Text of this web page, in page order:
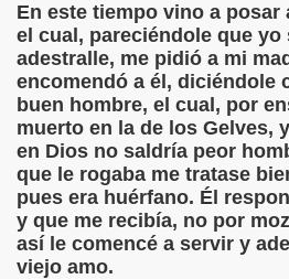
En este tiempo vino a posar
el cual, pareciéndole que yo
adestralle, me pidió a mi
encomendó a él, diciéndole
buen hombre, el cual, por
muerto en la de los Gelves,
en Dios no saldría peor
que le rogaba me tratase
pues era huérfano. Él
y que me recibía, no por
así le comencé a servir y
viejo amo.
Visual (Pedro Zurita)
los Ciegos (Pablo Madrid
Bejarano)
León (Juan José Miñana)
a Charles Barbier (Pablo
(Pedro Zurita)